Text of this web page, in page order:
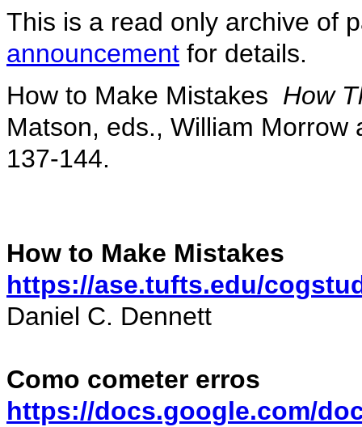
This is a read only archive of
announcement for details.
How to Make Mistakes How
Matson, eds., William Morrow
137-144.
How to Make Mistakes
https://ase.tufts.edu/
Daniel C. Dennett
Como cometer erros
https://docs.google.com/